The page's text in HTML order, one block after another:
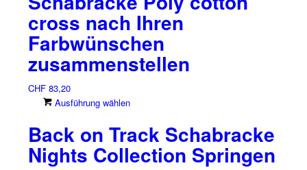
mehrere
Varianten
auf.
Die
Optionen
Produktseite
gewählt
werden
cross nach Ihren
Farbwünschen
zusammenstellen
CHF83,20
Ausführung wählen
weist
mehrere
Varianten
Back on Track Schabracke
Nights Collection Springen